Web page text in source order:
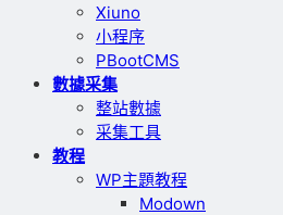
Xiuno
小程序
PBootCMS
數據采集
整站數據
采集工具
教程
WP主題教程
Modown